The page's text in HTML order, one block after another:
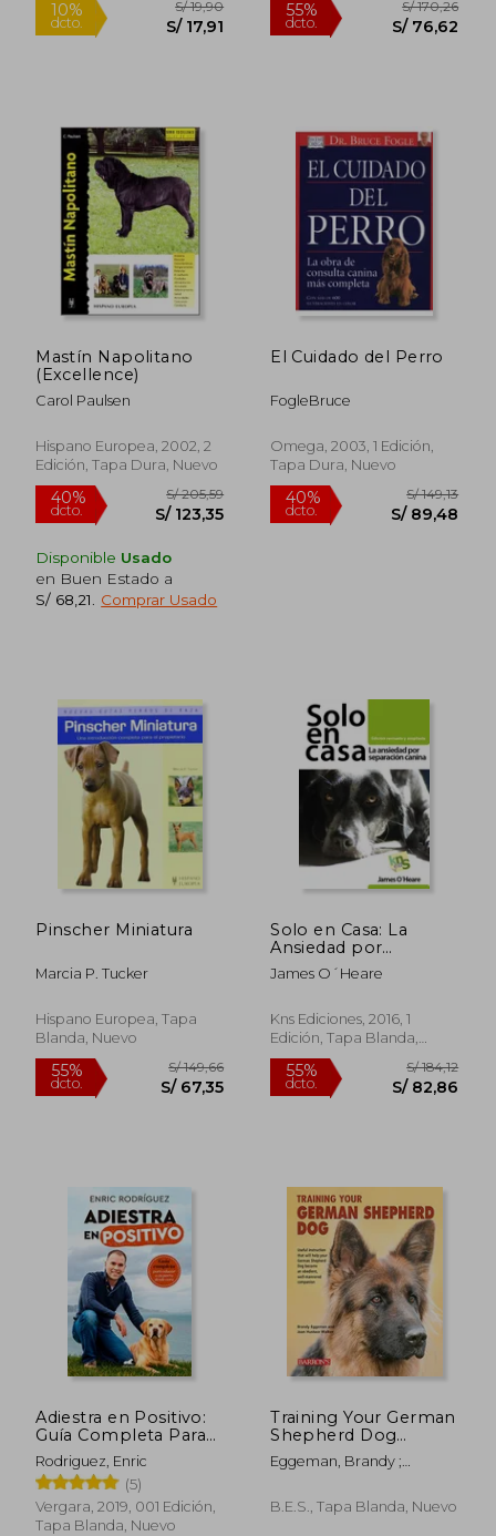
55%
dcto.
S/ 215,69
S/ 97,06
55%
dcto.
10% S/ 19,90 55%
Mastín Napolitano
(Excellence)
Carol Paulsen
Hispano Europea, 2002, 2
Edición, Tapa Dura, Nuevo
40% S/ 205,59
Disponible Usado
en Buen Estado a
S/ 68,21
Comprar Usado
El Cuidado del Perro
FogleBruce
Omega, 2003, 1 Edición,
Tapa Dura, Nuevo
40%
Pinscher Miniatura
Marcia P. Tucker
Hispano Europea, Tapa
Blanda, Nuevo
Solo en Casa: La
Ansiedad por
Separacion Canina
James O´Heare
Kns Ediciones, 2016, 1
Edición, Tapa Blanda,
Nuevo
Adiestra en Positivo:
Guía Completa Para
Educar a tu Perro
Desde Cero
Rodriguez, Enric
(5)
Vergara, 2019, 001 Edición,
Tapa Blanda, Nuevo
Training Your German
Shepherd Dog
(Training Your Dog
Series) (en Inglés)
Eggeman, Brandy ;
B.E.S., Tapa Blanda, Nuevo